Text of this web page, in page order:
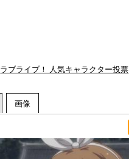
ラブライブ！ 人気キャラクター投票